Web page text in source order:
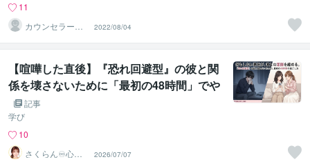
11
カウンセラー佐
藤愛
2022/08/04
【喧嘩した直後】『恐れ回避型』の彼と関
係を壊さないために「最初の48時間」でや
ること・やらないこと
記事
学び
10
さくらん♾️心理
カウンセラー✨
2026/07/07